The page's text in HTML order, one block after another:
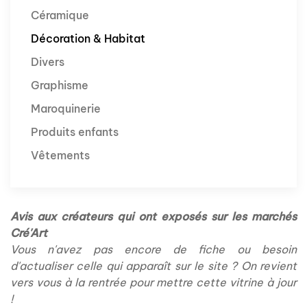
Céramique
Décoration & Habitat
Divers
Graphisme
Maroquinerie
Produits enfants
Vêtements
Avis aux créateurs qui ont exposés sur les marchés
Cré'Art
Vous n'avez pas encore de fiche ou besoin
d'actualiser celle qui apparaît sur le site ? On revient
vers vous à la rentrée pour mettre cette vitrine à jour
!